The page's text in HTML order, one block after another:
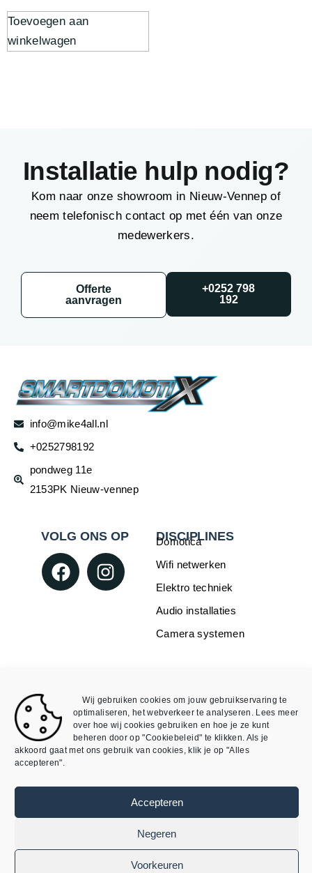
Wij gebruiken cookies om jouw gebruikservaring te
optimaliseren, het webverkeer te analyseren. Lees meer
over hoe wij cookies gebruiken en hoe je ze kunt
beheren door op "Cookiebeleid" te klikken. Als je
akkoord gaat met ons gebruik van cookies, klik je op "Alles
accepteren".
Accepteren
Negeren
Voorkeuren
Toevoegen aan
winkelwagen
Installatie hulp nodig?
Kom naar onze showroom in Nieuw-Vennep of
neem telefonisch contact op met één van onze
medewerkers.
Offerte
aanvragen
+0252 798
192
info@mike4all.nl
+0252798192
pondweg 11e
2153PK Nieuw-vennep
VOLG ONS OP DISCIPLINES
Domotica
Wifi netwerken
Elektro techniek
Audio installaties
Camera systemen
Void
Mijn account
Algemene Voorwaarden
Algemene Voorwaarden
webshop
AtSea Design & Medi